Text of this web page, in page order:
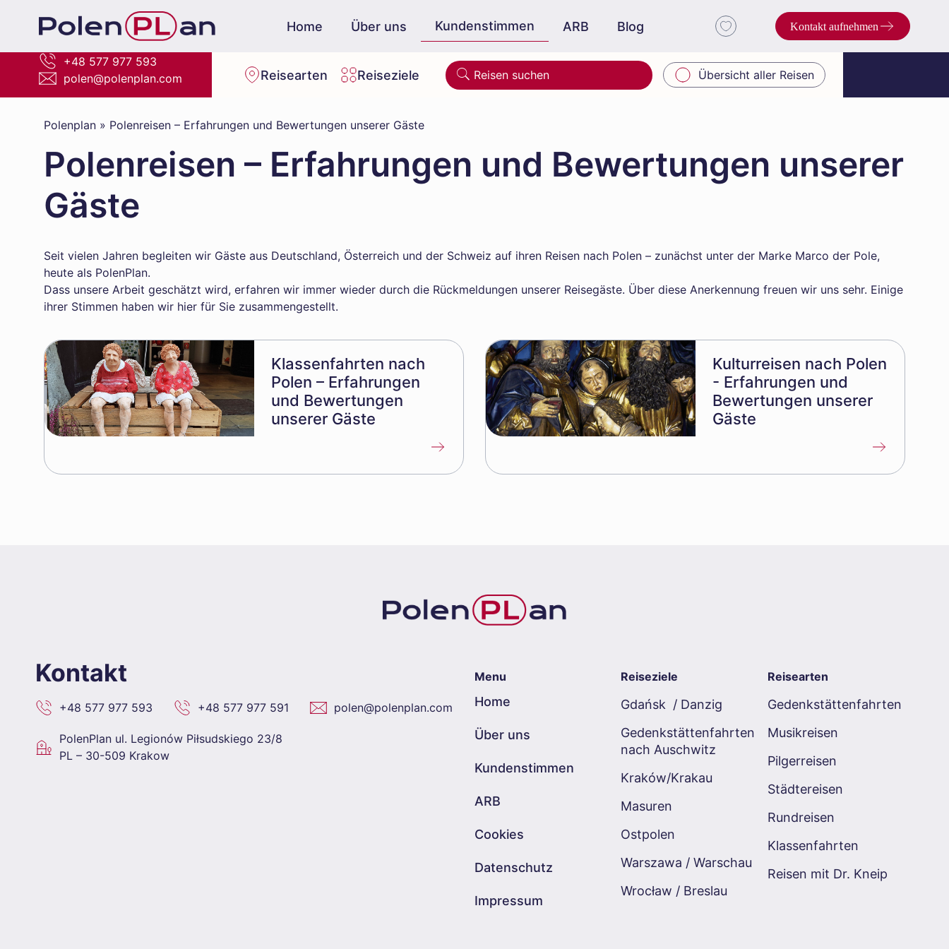
Home Über uns Kundenstimmen ARB Blog Kontakt aufnehmen
+48 577 977 593
polen@polenplan.com
Reisearten Reiseziele Übersicht aller Reisen
Polenplan » Polenreisen – Erfahrungen und Bewertungen unserer Gäste
Polenreisen – Erfahrungen und Bewertungen unserer
Gäste
Seit vielen Jahren begleiten wir Gäste aus Deutschland, Österreich und der Schweiz auf ihren Reisen nach Polen – zunächst unter der Marke Marco der Pole,
heute als PolenPlan.
Dass unsere Arbeit geschätzt wird, erfahren wir immer wieder durch die Rückmeldungen unserer Reisegäste. Über diese Anerkennung freuen wir uns sehr. Einige
ihrer Stimmen haben wir hier für Sie zusammengestellt.
Klassenfahrten nach
Polen – Erfahrungen
und Bewertungen
unserer Gäste
Kulturreisen nach Polen
- Erfahrungen und
Bewertungen unserer
Gäste
Kontakt
+48 577 977 593 +48 577 977 591 polen@polenplan.com
PolenPlan ul. Legionów Piłsudskiego 23/8
PL – 30-509 Krakow
Menu
Home
Über uns
Kundenstimmen
ARB
Cookies
Datenschutz
Impressum
Reiseziele
Gdańsk / Danzig
Gedenkstättenfahrten
nach Auschwitz
Kraków/Krakau
Masuren
Ostpolen
Warszawa / Warschau
Wrocław / Breslau
Reisearten
Gedenkstättenfahrten
Musikreisen
Pilgerreisen
Städtereisen
Rundreisen
Klassenfahrten
Reisen mit Dr. Kneip